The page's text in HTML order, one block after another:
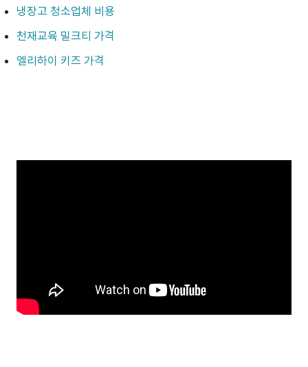
냉장고 청소업체 비용
천재교육 밀크티 가격
엘리하이 키즈 가격